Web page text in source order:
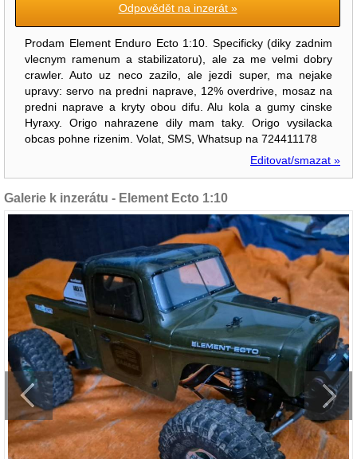
Odpovědět na inzerát »
Prodam Element Enduro Ecto 1:10. Specificky (diky zadnim
vlecnym ramenum a stabilizatoru), ale za me velmi dobry
crawler. Auto uz neco zazilo, ale jezdi super, ma nejake
upravy: servo na predni naprave, 12% overdrive, mosaz na
predni naprave a kryty obou difu. Alu kola a gumy cinske
Hyraxy. Origo nahrazene dily mam taky. Origo vysilacka
obcas pohne rizenim. Volat, SMS, Whatsup na 724411178
Editovat/smazat »
Galerie k inzerátu - Element Ecto 1:10